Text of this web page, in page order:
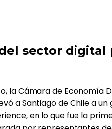
sector digital
la Cámara de Economía
a Santiago de Chile a
en lo que fue la